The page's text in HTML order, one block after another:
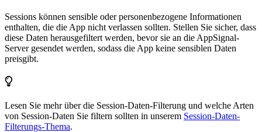
Sessions können sensible oder personenbezogene Informationen
enthalten, die die App nicht verlassen sollten. Stellen Sie sicher, dass
diese Daten herausgefiltert werden, bevor sie an die AppSignal-
Server gesendet werden, sodass die App keine sensiblen Daten
preisgibt.
Lesen Sie mehr über die Session-Daten-Filterung und welche Arten
von Session-Daten Sie filtern sollten in unserem Session-Daten-
Filterungs-Thema.